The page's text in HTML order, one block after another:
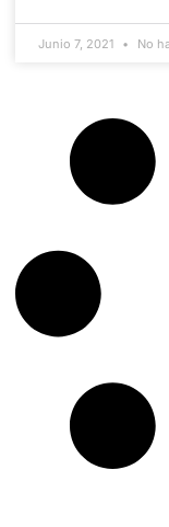
Junio 7, 2021 No